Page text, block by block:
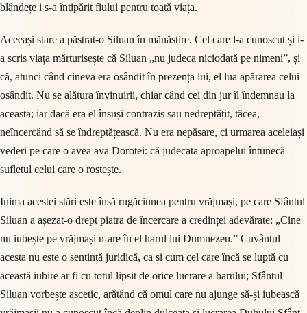
blândețe i s-a întipărit fiului pentru toată viața.
Aceeași stare a păstrat-o Siluan în mănăstire. Cel care l-a cunoscut și i-
a scris viața mărturisește că Siluan „nu judeca niciodată pe nimeni”, și
că, atunci când cineva era osândit în prezența lui, el lua apărarea celui
osândit. Nu se alătura învinuirii, chiar când cei din jur îl îndemnau la
aceasta; iar dacă era el însuși contrazis sau nedreptățit, tăcea,
neîncercând să se îndreptățească. Nu era nepăsare, ci urmarea aceleiași
vederi pe care o avea ava Dorotei: că judecata aproapelui întunecă
sufletul celui care o rostește.
Inima acestei stări este însă rugăciunea pentru vrăjmași, pe care Sfântul
Siluan a așezat-o drept piatra de încercare a credinței adevărate: „Cine
nu iubește pe vrăjmași n-are în el harul lui Dumnezeu.” Cuvântul
acesta nu este o sentință juridică, ca și cum cel care încă se luptă cu
această iubire ar fi cu totul lipsit de orice lucrare a harului; Sfântul
Siluan vorbește ascetic, arătând că omul care nu ajunge să-și iubească